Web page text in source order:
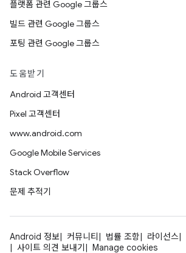
플랫폼 관련 Google 그룹스
빌드 관련 Google 그룹스
포팅 관련 Google 그룹스
도움받기
Android 고객센터
Pixel 고객센터
www.android.com
Google Mobile Services
Stack Overflow
문제 추적기
Android 정보 커뮤니티 법률 조항 라이선스
사이트 의견 보내기
Manage cookies